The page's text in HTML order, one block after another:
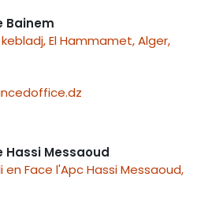
Bainem
El Hammamet, Alger,
Messaoud
en Face l'Apc Hassi Messaoud,